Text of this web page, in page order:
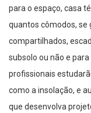
para o espaço, casa
quantos cômodos, se
compartilhados,
subsolo ou não e
profissionais
como a insolação, e
que desenvolva